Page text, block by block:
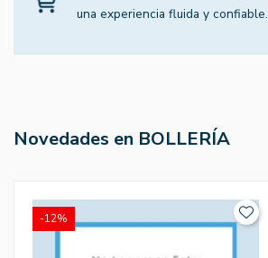
una experiencia fluida y confiable.
Novedades en BOLLERÍA
-12%